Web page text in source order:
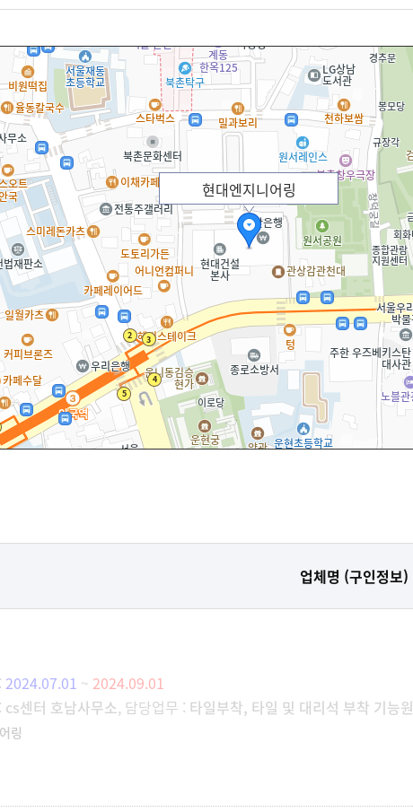
현대엔지니어링
업체명 (구인정보)
2024.07.01 ~ 2024.09.01
cs센터 호남사무소, 담당업무 : 타일부착, 타일 및 대리석 부착 기능원
링